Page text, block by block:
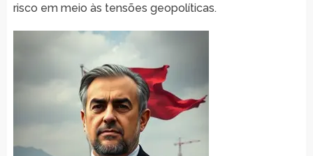
risco em meio às tensões geopolíticas.